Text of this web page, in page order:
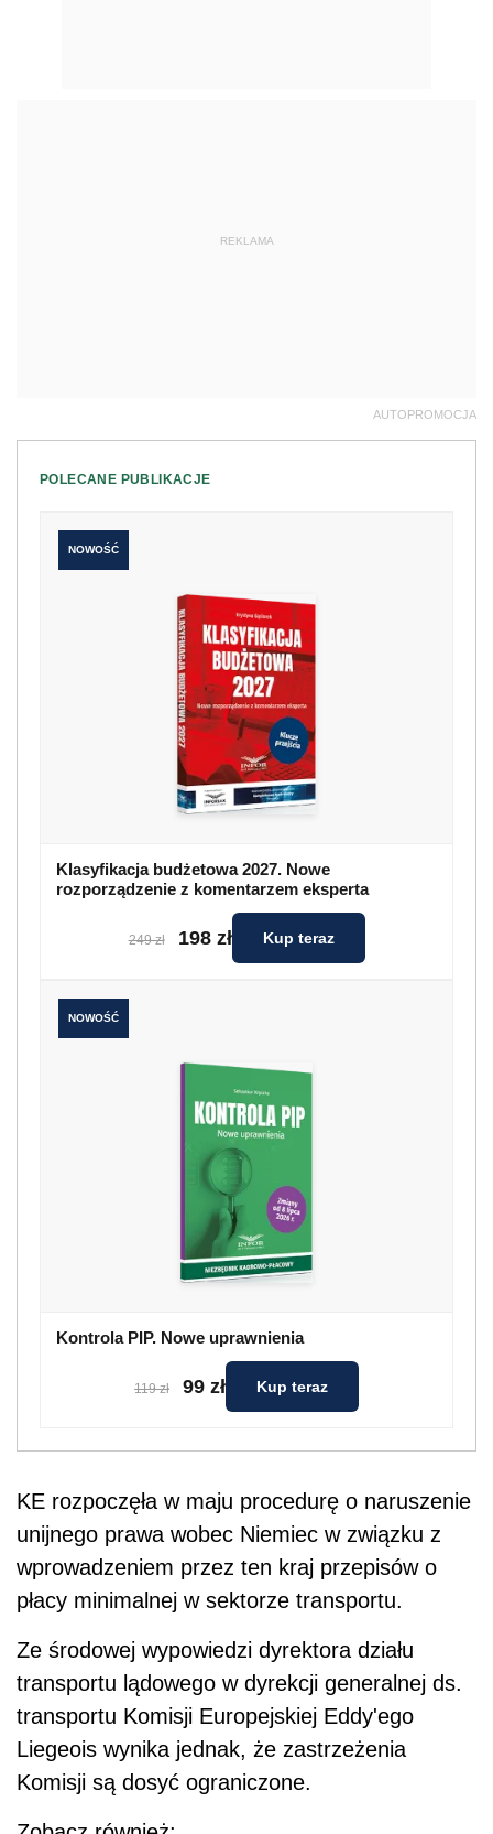
REKLAMA
AUTOPROMOCJA
POLECANE PUBLIKACJE
NOWOŚĆ
Klasyfikacja budżetowa 2027. Nowe
rozporządzenie z komentarzem eksperta
249 zł 198 zł Kup teraz
NOWOŚĆ
Kontrola PIP. Nowe uprawnienia
119 zł 99 zł Kup teraz
KE rozpoczęła w maju procedurę o naruszenie
unijnego prawa wobec Niemiec w związku z
wprowadzeniem przez ten kraj przepisów o
płacy minimalnej w sektorze transportu.
Ze środowej wypowiedzi dyrektora działu
transportu lądowego w dyrekcji generalnej ds.
transportu Komisji Europejskiej Eddy'ego
Liegeois wynika jednak, że zastrzeżenia
Komisji są dosyć ograniczone.